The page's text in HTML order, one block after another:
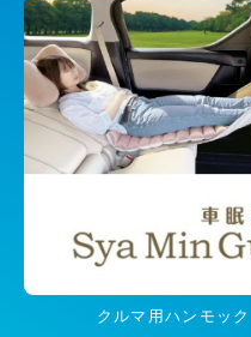
クルマ用ハンモック